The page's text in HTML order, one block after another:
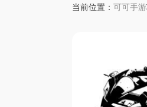
当前位置： 可可手游